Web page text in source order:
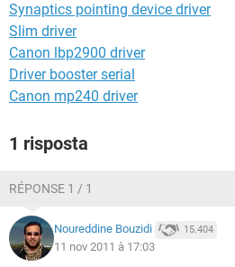
''PADRE''
USB\VID_064E&PID_C107\CN0314-
R01.00.00
GRAZIE IN ANTICIPO PER L'AIUTO
P.S.
Synaptics pointing device driver
Slim driver
Canon lbp2900 driver
Driver booster serial
Canon mp240 driver
1 risposta
RÉPONSE 1 / 1
Noureddine Bouzidi 15.404
11 nov 2011 à 17:03